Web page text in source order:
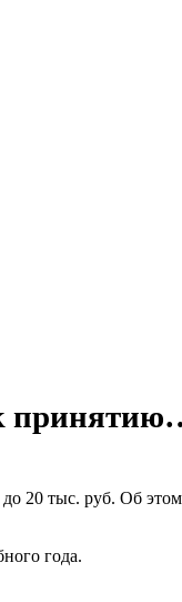
20 тыс. руб. Об
года.